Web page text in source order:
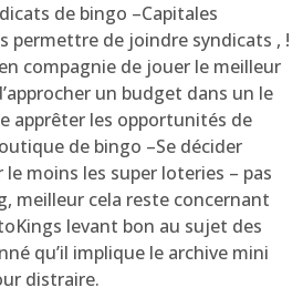
de bingo –Capitales
permettre de joindre syndicats , !
compagnie de jouer le meilleur
un budget dans un le
apprêter les opportunités de
de bingo –Se décider
moins les super loteries – pas
meilleur cela reste concernant
levant bon au sujet des
qu’il implique le archive mini
distraire.